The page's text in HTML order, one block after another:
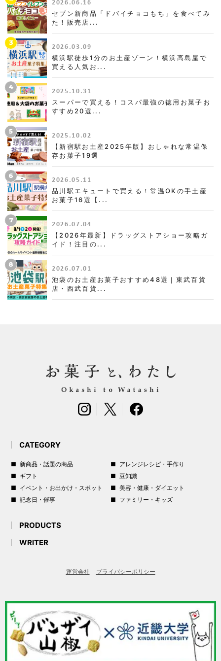
2026.06.16
セブン新商品「ドバイチョコもち」を食べてみ
た！販売店...
3 2026.03.09
横浜駅徒歩1分のお土産ゾーン！横浜高島屋で
買える人気お...
4 2025.10.31
スーパーで買える！コスパ最強の徳用お菓子お
すすめ20選...
5 2025.10.02
【新宿駅お土産2025年版】おしゃれな常温保
存お菓子19選
6 2026.05.11
品川駅エキュートで買える！常温OKの手土産
お菓子16選【...
7 2026.07.04
【2026年最新】ドラッグストアショー攻略ガ
イド！注目の...
8 2026.07.01
池袋のお土産お菓子おすすめ48選｜東武百貨
店・西武百貨...
CATEGORY
新商品・話題の商品
アレンジレシピ・手作り
ギフト
豆知識
イベント・お出かけ・スポット
美容・健康・ダイエット
記念日・催事
ファミリー・キッズ
PRODUCTS
WRITER
運営会社 プライバシーポリシー